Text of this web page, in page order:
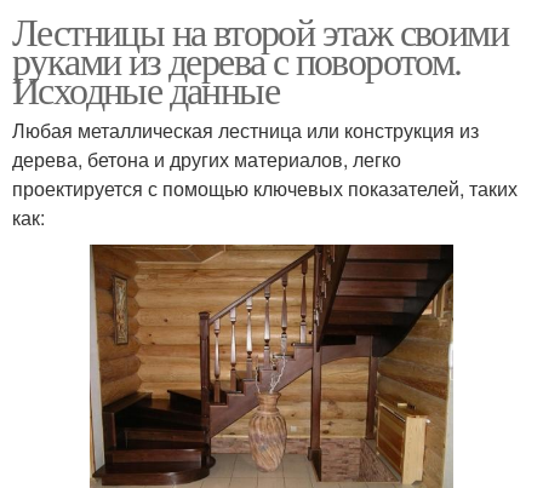
Лестницы на второй этаж своими
руками из дерева с поворотом.
Исходные данные
Любая металлическая лестница или конструкция из
дерева, бетона и других материалов, легко
проектируется с помощью ключевых показателей, таких
как: